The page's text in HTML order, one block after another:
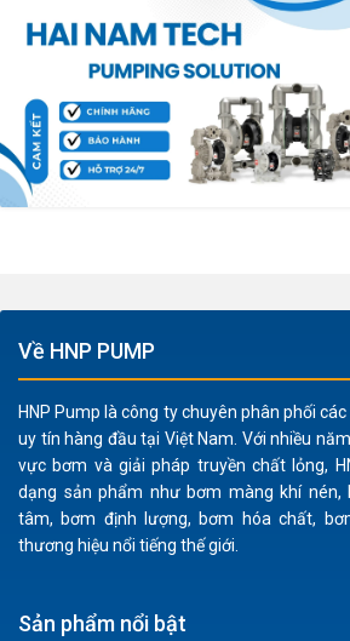
Về HNP PUMP
HNP Pump là công ty chuyên phân phối
uy tín hàng đầu tại Việt Nam. Với nhiều
vực bơm và giải pháp truyền chất lỏng,
dạng sản phẩm như bơm màng khí nén,
tâm, bơm định lượng, bơm hóa chất,
thương hiệu nổi tiếng thế giới.
Sản phẩm nổi bật